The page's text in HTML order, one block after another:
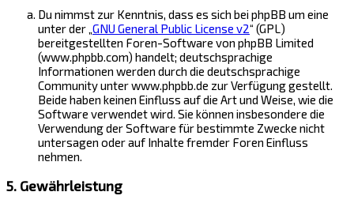
Du nimmst zur Kenntnis, dass es sich bei phpBB um eine
unter der „GNU General Public License v2“ (GPL)
bereitgestellten Foren-Software von phpBB Limited
(www.phpbb.com) handelt; deutschsprachige
Informationen werden durch die deutschsprachige
Community unter www.phpbb.de zur Verfügung gestellt.
Beide haben keinen Einfluss auf die Art und Weise, wie die
Software verwendet wird. Sie können insbesondere die
Verwendung der Software für bestimmte Zwecke nicht
untersagen oder auf Inhalte fremder Foren Einfluss
nehmen.
5. Gewährleistung